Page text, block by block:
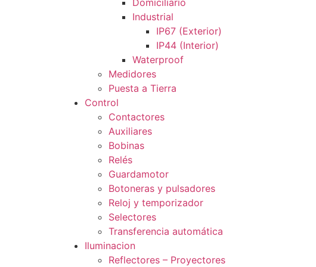
Domiciliario
Industrial
IP67 (Exterior)
IP44 (Interior)
Waterproof
Medidores
Puesta a Tierra
Control
Contactores
Auxiliares
Bobinas
Relés
Guardamotor
Botoneras y pulsadores
Reloj y temporizador
Selectores
Transferencia automática
Iluminacion
Reflectores – Proyectores